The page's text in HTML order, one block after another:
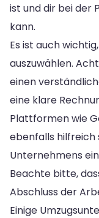
ist und dir bei der
kann.
Es ist auch
auszuwählen.
einen
eine klare
Plattformen wie
ebenfalls hilfreich
Unternehmens
Beachte bitte,
Abschluss der
Einige